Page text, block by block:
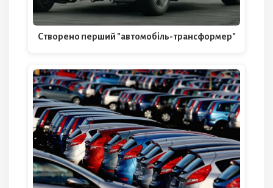
Створено перший "автомобіль-трансформер"